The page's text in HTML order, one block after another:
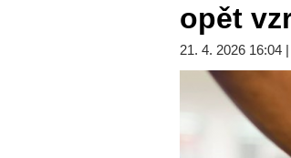
opět
21. 4. 2026 16:04